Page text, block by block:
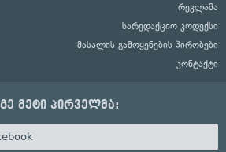
რეკლამა
სარედაქციო კოდექსი
მასალის გამოყენების პირობები
კონტაქტი
მეტი პირველმა: